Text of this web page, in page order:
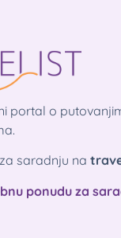
portal o
saradnju na
ponudu za